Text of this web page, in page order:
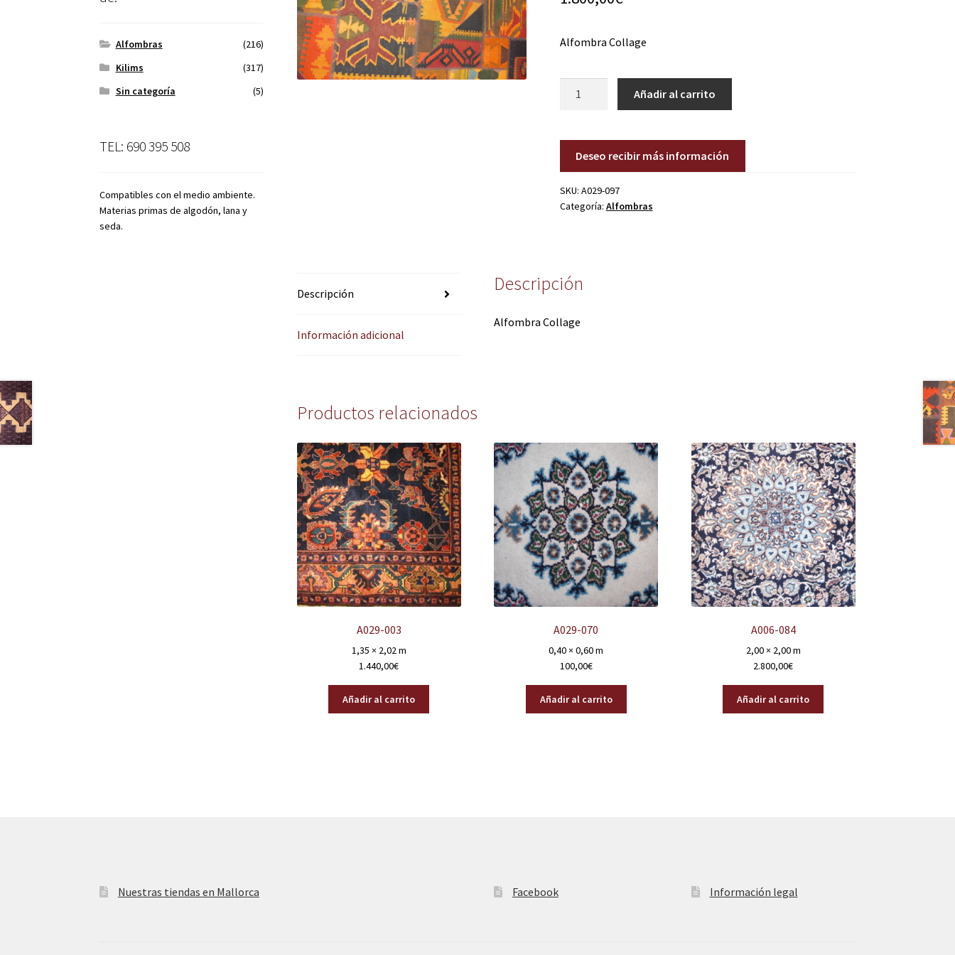
Alfombra Collage
Añadir al carrito
Deseo recibir más información
SKU: A029-097
Categoría: Alfombras
Descripción
Información adicional
Descripción
Alfombra Collage
Productos relacionados
A029-003
1,35 × 2,02 m
1.440,00€
Añadir al carrito
A029-070
0,40 × 0,60 m
100,00€
Añadir al carrito
A006-084
2,00 × 2,00 m
2.800,00€
Añadir al carrito
Alfombras
(216)
Kilims
(317)
Sin categoría
(5)
TEL: 690 395 508
Compatibles con el medio ambiente.
Materias primas de algodón, lana y
seda.
Nuestras tiendas en Mallorca Facebook Información legal